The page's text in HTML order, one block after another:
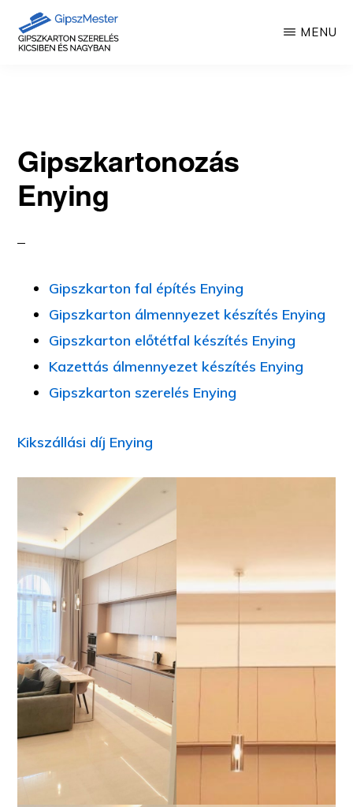
MENU
Gipszkartonozás
Enying
Gipszkarton fal építés Enying
Gipszkarton álmennyezet készítés Enying
Gipszkarton előtétfal készítés Enying
Kazettás álmennyezet készítés Enying
Gipszkarton szerelés Enying
Kikszállási díj Enying